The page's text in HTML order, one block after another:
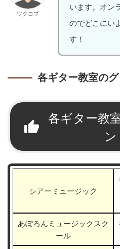
ツクヨブ
います。オン
のでどこにい
す！
各ギター教室のグ
各ギター教
ン
シアーミュージック
あぽろんミュージックスク
ール